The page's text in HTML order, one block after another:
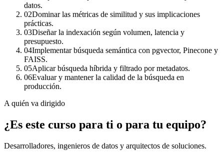
datos.
02Dominar las métricas de similitud y sus implicaciones
prácticas.
03Diseñar la indexación según volumen, latencia y
presupuesto.
04Implementar búsqueda semántica con pgvector, Pinecone y
FAISS.
05Aplicar búsqueda híbrida y filtrado por metadatos.
06Evaluar y mantener la calidad de la búsqueda en
producción.
A quién va dirigido
¿Es este curso para ti o para tu equipo?
Desarrolladores, ingenieros de datos y arquitectos de soluciones.